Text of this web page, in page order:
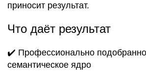
приносит результат.
Что даёт результат
✔️ Профессионально
семантическое ядро